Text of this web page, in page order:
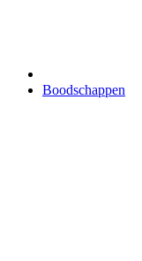
Boodschappen